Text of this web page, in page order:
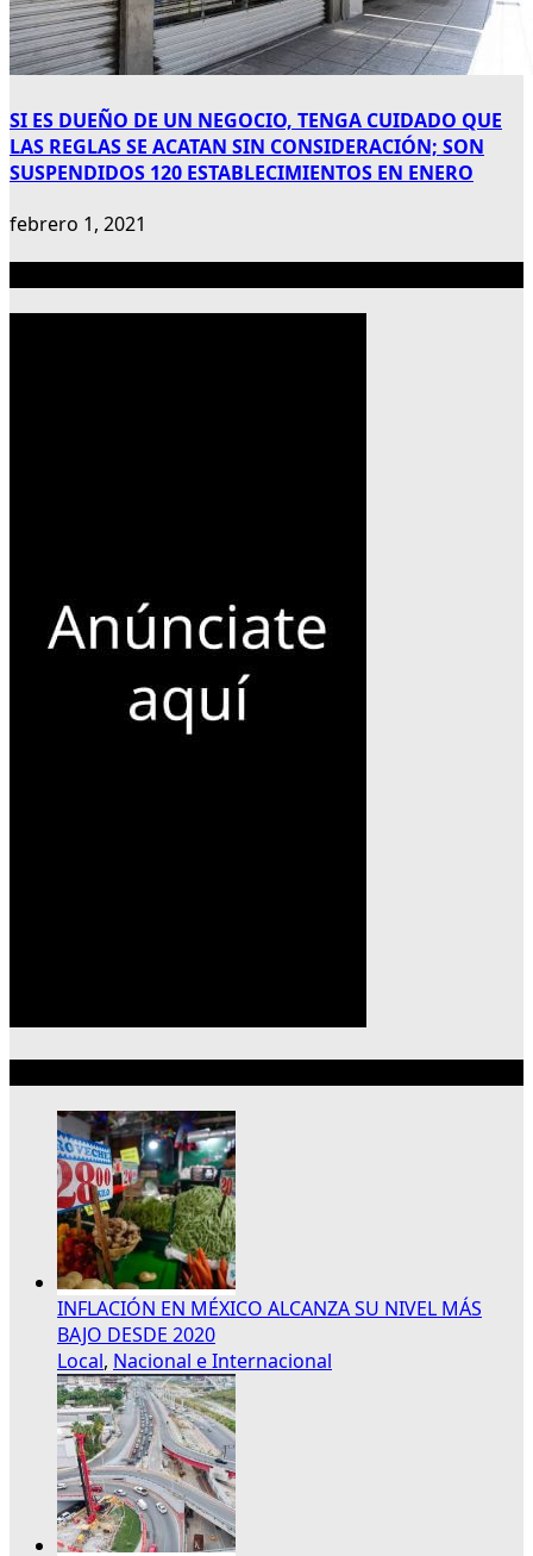
SI ES DUEÑO DE UN NEGOCIO, TENGA CUIDADO QUE
LAS REGLAS SE ACATAN SIN CONSIDERACIÓN; SON
SUSPENDIDOS 120 ESTABLECIMIENTOS EN ENERO
febrero 1, 2021
INFLACIÓN EN MÉXICO ALCANZA SU NIVEL MÁS
BAJO DESDE 2020
Local, Nacional e Internacional